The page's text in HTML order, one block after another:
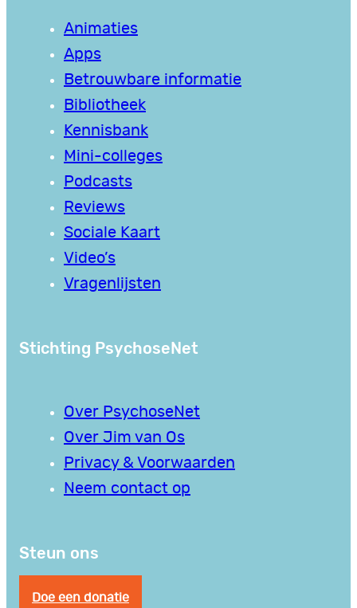
Animaties
Apps
Betrouwbare informatie
Bibliotheek
Kennisbank
Mini-colleges
Podcasts
Reviews
Sociale Kaart
Video’s
Vragenlijsten
Stichting PsychoseNet
Over PsychoseNet
Over Jim van Os
Privacy & Voorwaarden
Neem contact op
Steun ons
Doe een donatie